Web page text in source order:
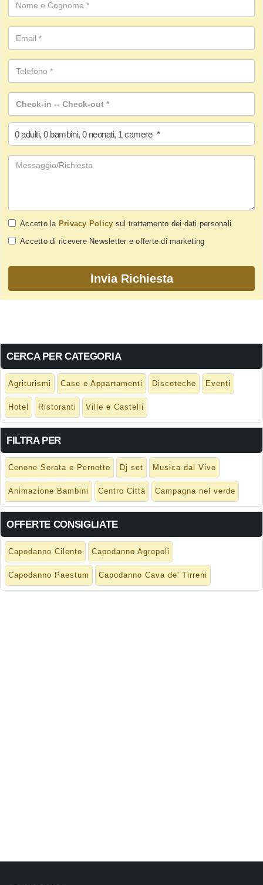
0 adulti, 0 bambini, 0 neonati, 1 camere *
Accetto la Privacy Policy sul trattamento dei dati personali
Accetto di ricevere Newsletter e offerte di marketing
CERCA PER CATEGORIA
Agriturismi Case e Appartamenti Discoteche Eventi
Hotel Ristoranti Ville e Castelli
FILTRA PER
Cenone Serata e Pernotto Dj set Musica dal Vivo
Animazione Bambini Centro Città Campagna nel verde
OFFERTE CONSIGLIATE
Capodanno Cilento Capodanno Agropoli
Capodanno Paestum Capodanno Cava de' Tirreni